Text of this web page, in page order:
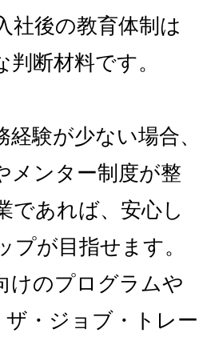
社後の教育体制は
断材料です。
経験が少ない場合、
メンター制度が整
であれば、安心し
プが目指せます。
けのプログラムや
ザ・ジョブ・トレー